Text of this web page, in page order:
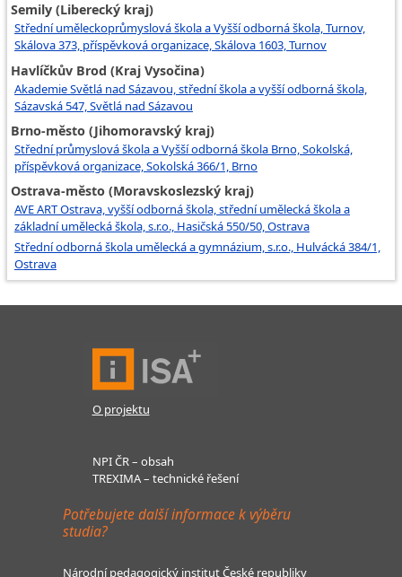
Semily (Liberecký kraj)
Střední uměleckoprůmyslová škola a Vyšší odborná škola, Turnov,
Skálova 373, příspěvková organizace, Skálova 1603, Turnov
Havlíčkův Brod (Kraj Vysočina)
Akademie Světlá nad Sázavou, střední škola a vyšší odborná škola,
Sázavská 547, Světlá nad Sázavou
Brno-město (Jihomoravský kraj)
Střední průmyslová škola a Vyšší odborná škola Brno, Sokolská,
příspěvková organizace, Sokolská 366/1, Brno
Ostrava-město (Moravskoslezský kraj)
AVE ART Ostrava, vyšší odborná škola, střední umělecká škola a
základní umělecká škola, s.r.o., Hasičská 550/50, Ostrava
Střední odborná škola umělecká a gymnázium, s.r.o., Hulvácká 384/1,
Ostrava
O projektu
NPI ČR – obsah
TREXIMA – technické řešení
Potřebujete další informace k výběru
studia?
Národní pedagogický institut České republiky